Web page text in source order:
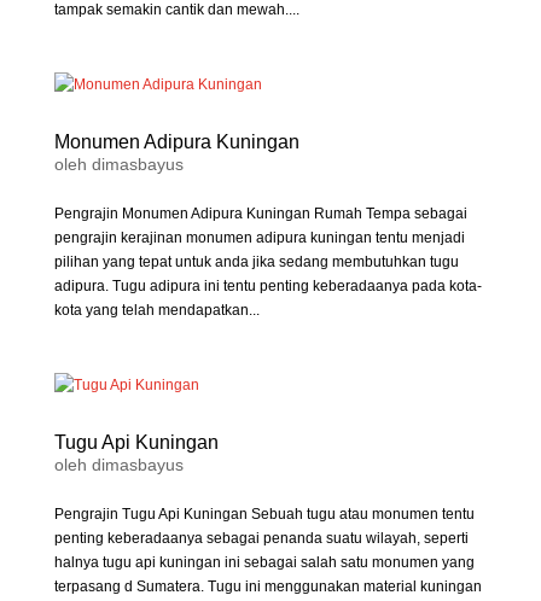
tampak semakin cantik dan mewah....
Monumen Adipura Kuningan
oleh dimasbayus
Pengrajin Monumen Adipura Kuningan Rumah Tempa sebagai
pengrajin kerajinan monumen adipura kuningan tentu menjadi
pilihan yang tepat untuk anda jika sedang membutuhkan tugu
adipura. Tugu adipura ini tentu penting keberadaanya pada kota-
kota yang telah mendapatkan...
Tugu Api Kuningan
oleh dimasbayus
Pengrajin Tugu Api Kuningan Sebuah tugu atau monumen tentu
penting keberadaanya sebagai penanda suatu wilayah, seperti
halnya tugu api kuningan ini sebagai salah satu monumen yang
terpasang d Sumatera. Tugu ini menggunakan material kuningan